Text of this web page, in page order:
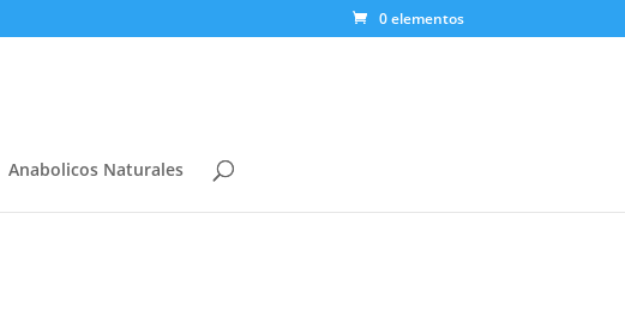
0 elementos
Anabolicos Naturales